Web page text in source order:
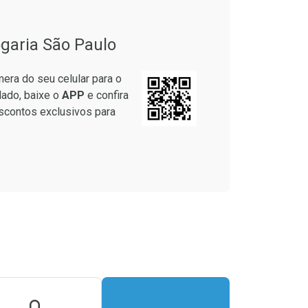
São Paulo
do seu celular para o
baixe o APP e confira
exclusivos para